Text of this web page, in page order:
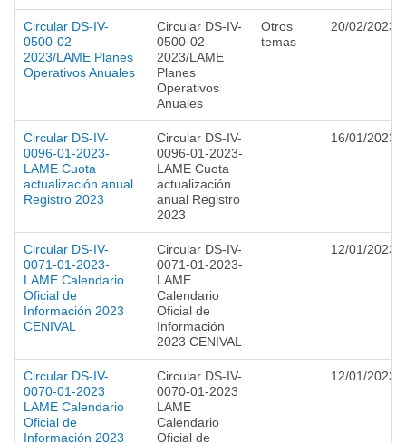
Circular DS-IV-
0500-02-
2023/LAME Planes
Operativos Anuales
Circular DS-IV-
0500-02-
2023/LAME
Planes
Operativos
Anuales
Otros
temas
20/02/2023
Circular DS-IV-
0096-01-2023-
LAME Cuota
actualización anual
Registro 2023
Circular DS-IV-
0096-01-2023-
LAME Cuota
actualización
anual Registro
2023
16/01/2023
Circular DS-IV-
0071-01-2023-
LAME Calendario
Oficial de
Información 2023
CENIVAL
Circular DS-IV-
0071-01-2023-
LAME
Calendario
Oficial de
Información
2023 CENIVAL
12/01/2023
Circular DS-IV-
0070-01-2023
LAME Calendario
Oficial de
Información 2023
Circular DS-IV-
0070-01-2023
LAME
Calendario
Oficial de
12/01/2023